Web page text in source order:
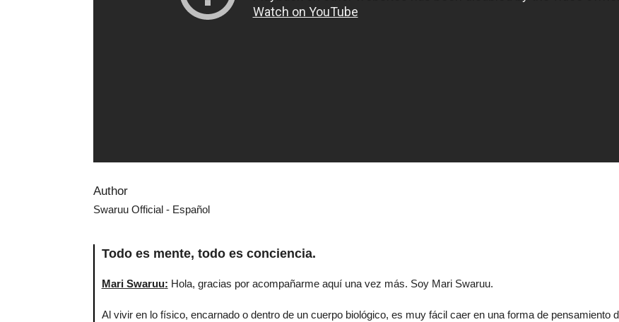
Author
Swaruu Official - Español
Todo es mente, todo es conciencia.
Mari Swaruu: Hola, gracias por acompañarme aquí una vez más. Soy Mari Swaruu.
Al vivir en lo físico, encarnado o dentro de un cuerpo biológico, es muy fácil caer en una forma de pensamiento